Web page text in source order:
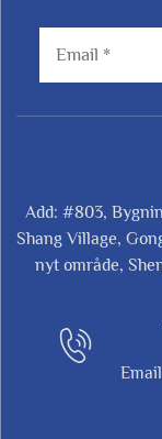
Add: #803,
Shang Village,
nyt område,